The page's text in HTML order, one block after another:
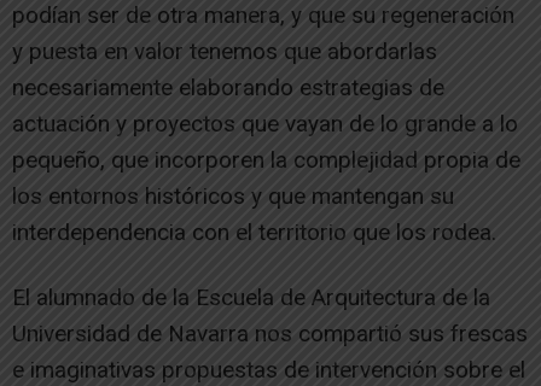
podían ser de otra manera, y que su regeneración
y puesta en valor tenemos que abordarlas
necesariamente elaborando estrategias de
actuación y proyectos que vayan de lo grande a lo
pequeño, que incorporen la complejidad propia de
los entornos históricos y que mantengan su
interdependencia con el territorio que los rodea.
El alumnado de la Escuela de Arquitectura de la
Universidad de Navarra nos compartió sus frescas
e imaginativas propuestas de intervención sobre el